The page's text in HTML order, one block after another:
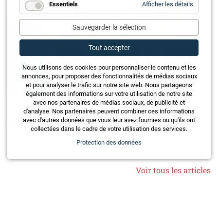
Titre traduit : Alltron remporte un contrat de distribution
pour Huawei Digital Power
Voir tous les articles
Essentiels Afficher les détails
Sauvegarder la sélection
Tout accepter
Nous utilisons des cookies pour personnaliser le contenu et les
annonces, pour proposer des fonctionnalités de médias sociaux
et pour analyser le trafic sur notre site web. Nous partageons
également des informations sur votre utilisation de notre site
avec nos partenaires de médias sociaux, de publicité et
d'analyse. Nos partenaires peuvent combiner ces informations
avec d'autres données que vous leur avez fournies ou qu'ils ont
collectées dans le cadre de votre utilisation des services.
Protection des données